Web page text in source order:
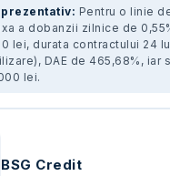
Pentru o linie
a dobanzii zilnice de
lei, durata contractului 24
DAE de 465,68%, iar
lei.
BSG Credit